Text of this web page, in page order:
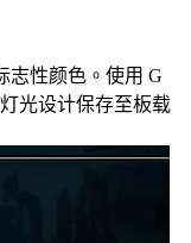
志性颜色。使用 G
光设计保存至板载